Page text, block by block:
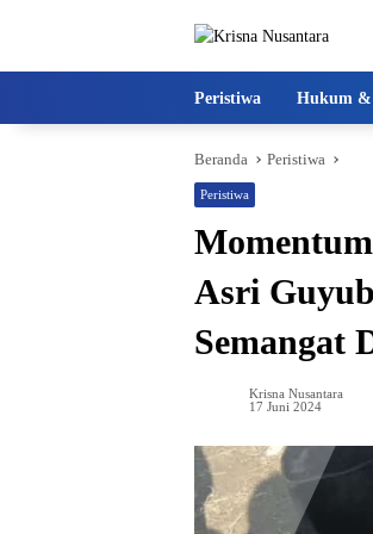
Peristiwa Hukum
Beranda Peristiwa
Peristiwa
Asri
Semangat
Krisna Nusantara
17 Juni 2024